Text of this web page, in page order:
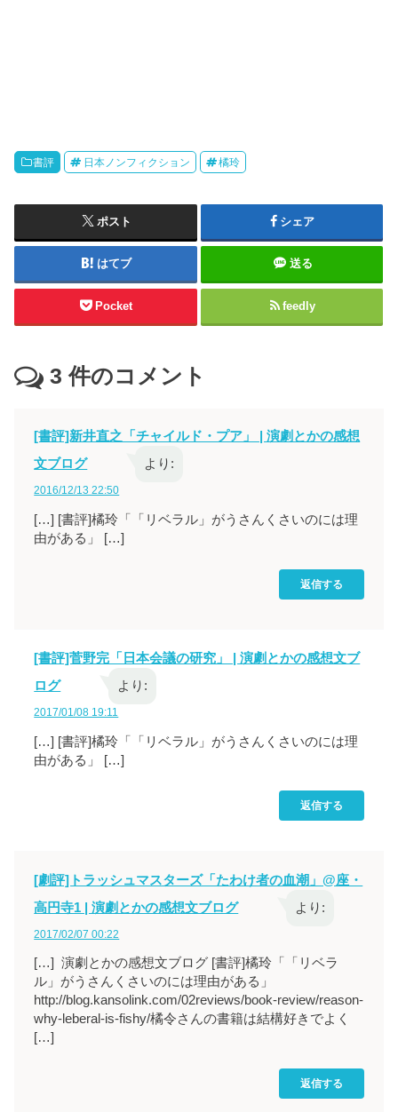
書評 日本ノンフィクション 橘玲
ポスト シェア
はてブ 送る
Pocket feedly
3 件のコメント
[書評]新井直之「チャイルド・プア」 | 演劇とかの感想
文ブログ
より:
2016/12/13 22:50
[…] [書評]橘玲「「リベラル」がうさんくさいのには理
由がある」 […]
返信する
[書評]菅野完「日本会議の研究」 | 演劇とかの感想文ブ
ログ
より:
2017/01/08 19:11
[…] [書評]橘玲「「リベラル」がうさんくさいのには理
由がある」 […]
返信する
[劇評]トラッシュマスターズ「たわけ者の血潮」@座・
高円寺1 | 演劇とかの感想文ブログ
より:
2017/02/07 00:22
[…] 演劇とかの感想文ブログ [書評]橘玲「「リベラ
ル」がうさんくさいのには理由がある」
http://blog.kansolink.com/02reviews/book-review/reason-
why-leberal-is-fishy/橘令さんの書籍は結構好きでよく
[…]
返信する